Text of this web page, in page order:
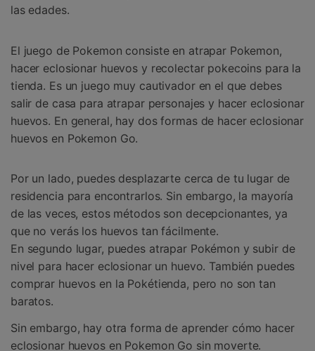
las edades.
El juego de Pokemon consiste en atrapar Pokemon,
hacer eclosionar huevos y recolectar pokecoins para la
tienda. Es un juego muy cautivador en el que debes
salir de casa para atrapar personajes y hacer eclosionar
huevos. En general, hay dos formas de hacer eclosionar
huevos en Pokemon Go.
Por un lado, puedes desplazarte cerca de tu lugar de
residencia para encontrarlos. Sin embargo, la mayoría
de las veces, estos métodos son decepcionantes, ya
que no verás los huevos tan fácilmente.
En segundo lugar, puedes atrapar Pokémon y subir de
nivel para hacer eclosionar un huevo. También puedes
comprar huevos en la Pokétienda, pero no son tan
baratos.
Sin embargo, hay otra forma de aprender cómo hacer
eclosionar huevos en Pokemon Go sin moverte.